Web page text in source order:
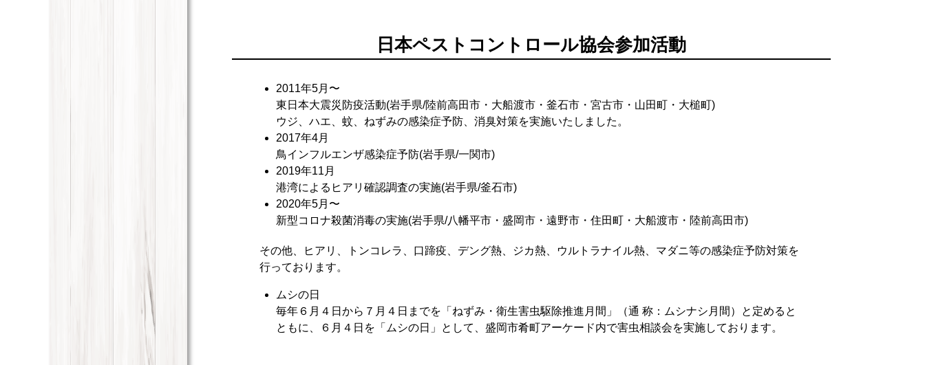
日本ペストコントロール協会参加活動
2011年5月〜
東日本大震災防疫活動(岩手県/陸前高田市・大船渡市・釜石市・宮古市・山田町・大槌町)
ウジ、ハエ、蚊、ねずみの感染症予防、消臭対策を実施いたしました。
2017年4月
鳥インフルエンザ感染症予防(岩手県/一関市)
2019年11月
港湾によるヒアリ確認調査の実施(岩手県/釜石市)
2020年5月〜
新型コロナ殺菌消毒の実施(岩手県/八幡平市・盛岡市・遠野市・住田町・大船渡市・陸前高田市)
その他、ヒアリ、トンコレラ、口蹄疫、デング熱、ジカ熱、ウルトラナイル熱、マダニ等の感染症予防対策を
行っております。
ムシの日
毎年６月４日から７月４日までを「ねずみ・衛生害虫駆除推進月間」（通 称：ムシナシ月間）と定めると
ともに、６月４日を「ムシの日」として、盛岡市肴町アーケード内で害虫相談会を実施しております。